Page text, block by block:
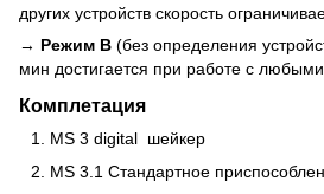
других устройств скорость
→ Режим B (без определения
мин достигается при работе с
Комплетация
MS 3 digital шейкер
MS 3.1 Стандартное